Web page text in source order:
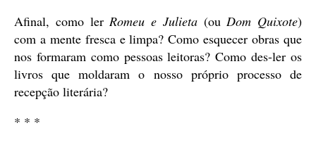
Afinal, como lerRomeu e Julieta(ouDom Quixote)
com a mente fresca e limpa? Como esquecer obras que
nos formaram como pessoas leitoras? Como des-ler os
livros que moldaram o nosso próprio processo de
recepção literária?
* * *